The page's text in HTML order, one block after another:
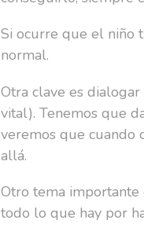
Si ocurre que el niño
normal.
Otra clave es
vital). Tenemos que
veremos que cuando
allá.
Otro tema importante
todo lo que hay por